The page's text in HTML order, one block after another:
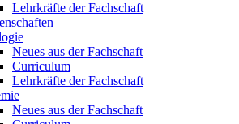
Lehrkräfte der Fachschaft
Neues aus der Fachschaft
Curriculum
Lehrkräfte der Fachschaft
Neues aus der Fachschaft